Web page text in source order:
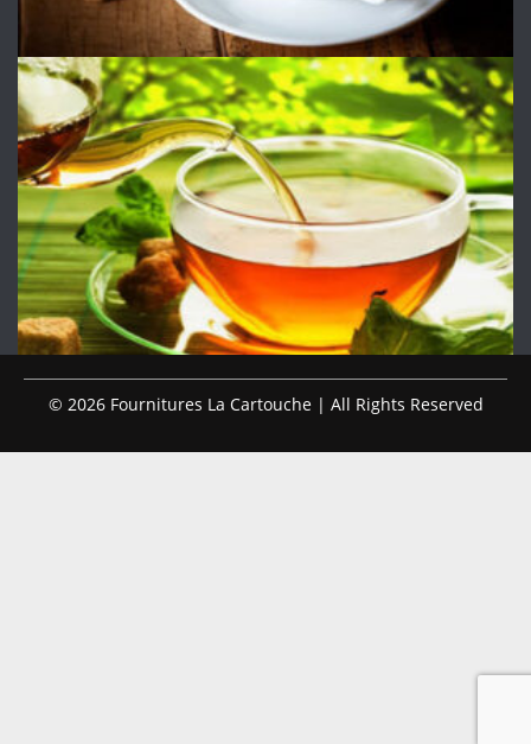
© 2026 Fournitures La Cartouche | All Rights Reserved